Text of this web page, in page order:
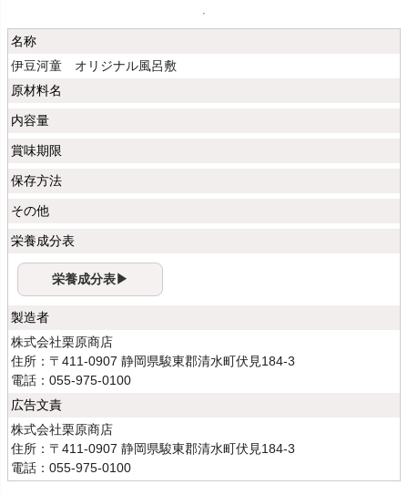
名称
伊豆河童 オリジナル風呂敷
原材料名
内容量
賞味期限
保存方法
その他
栄養成分表
栄養成分表▶
製造者
株式会社栗原商店
住所：〒411-0907 静岡県駿東郡清水町伏見184-3
電話：055-975-0100
広告文責
株式会社栗原商店
住所：〒411-0907 静岡県駿東郡清水町伏見184-3
電話：055-975-0100